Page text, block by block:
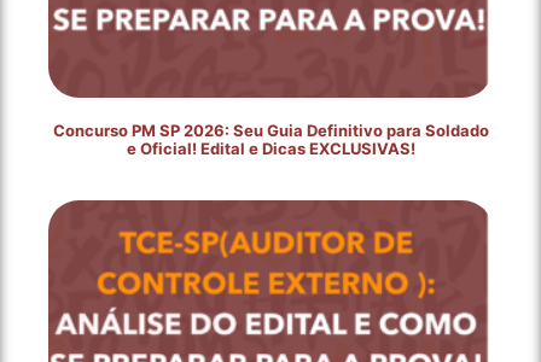
Concurso PM SP 2026: Seu Guia Definitivo para Soldado
e Oficial! Edital e Dicas EXCLUSIVAS!